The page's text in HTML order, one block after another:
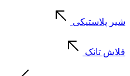
شیر پلاستیکی
فلاش تانک